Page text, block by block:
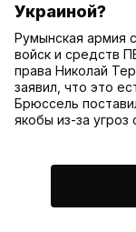
Украиной?
Румынская армия
войск и средств
права Николай
заявил, что это
Брюссель
якобы из-за угроз